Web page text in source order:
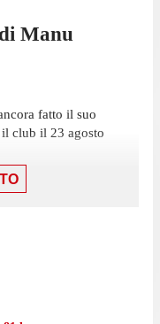
Manu
fatto il suo
club il 23 agosto
partita di LaLiga
Betis nell'agosto